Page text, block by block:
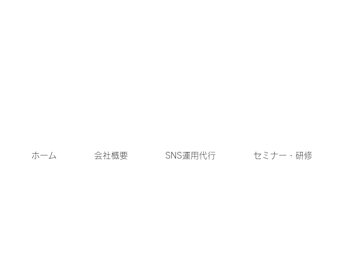
ホーム 会社概要 SNS運用代行 セミナー・研修